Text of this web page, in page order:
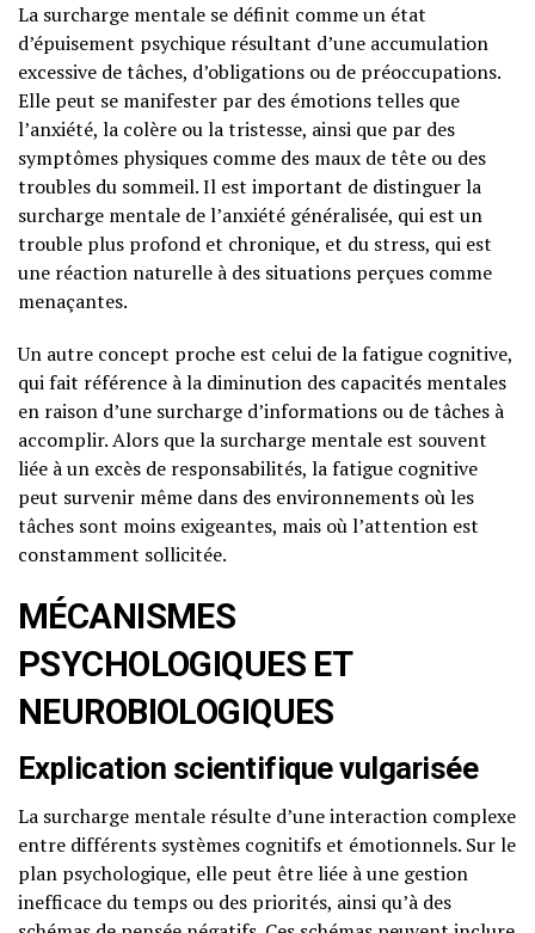
La surcharge mentale se définit comme un état
d’épuisement psychique résultant d’une accumulation
excessive de tâches, d’obligations ou de préoccupations.
Elle peut se manifester par des émotions telles que
l’anxiété, la colère ou la tristesse, ainsi que par des
symptômes physiques comme des maux de tête ou des
troubles du sommeil. Il est important de distinguer la
surcharge mentale de l’anxiété généralisée, qui est un
trouble plus profond et chronique, et du stress, qui est
une réaction naturelle à des situations perçues comme
menaçantes.
Un autre concept proche est celui de la fatigue cognitive,
qui fait référence à la diminution des capacités mentales
en raison d’une surcharge d’informations ou de tâches à
accomplir. Alors que la surcharge mentale est souvent
liée à un excès de responsabilités, la fatigue cognitive
peut survenir même dans des environnements où les
tâches sont moins exigeantes, mais où l’attention est
constamment sollicitée.
MÉCANISMES
PSYCHOLOGIQUES ET
NEUROBIOLOGIQUES
Explication scientifique vulgarisée
La surcharge mentale résulte d’une interaction complexe
entre différents systèmes cognitifs et émotionnels. Sur le
plan psychologique, elle peut être liée à une gestion
inefficace du temps ou des priorités, ainsi qu’à des